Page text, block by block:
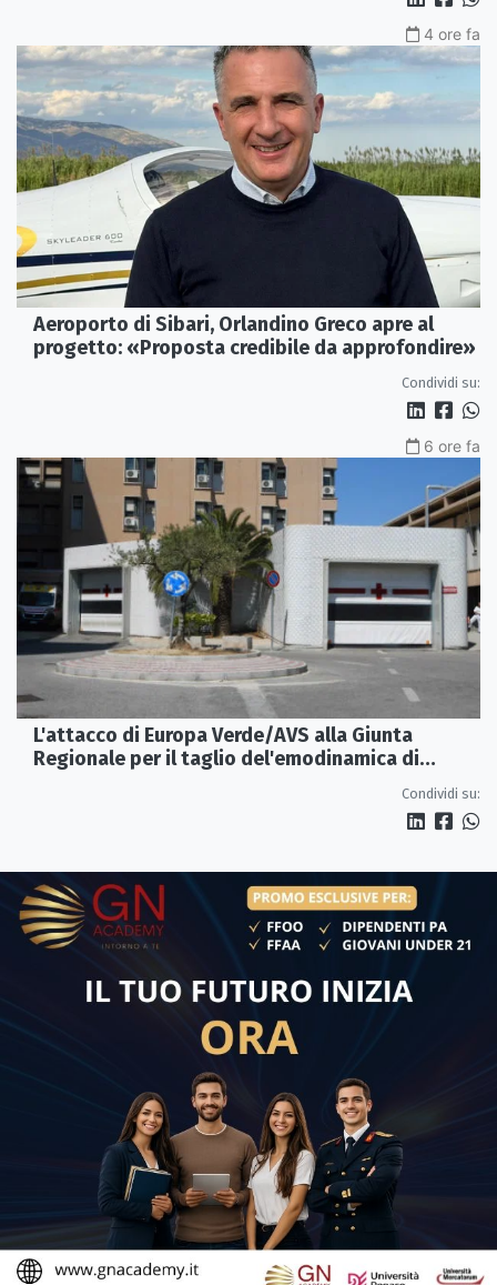
4 ore fa
Aeroporto di Sibari, Orlandino Greco apre al
progetto: «Proposta credibile da approfondire»
Condividi su:
6 ore fa
L'attacco di Europa Verde/AVS alla Giunta
Regionale per il taglio del'emodinamica di
Condividi su: